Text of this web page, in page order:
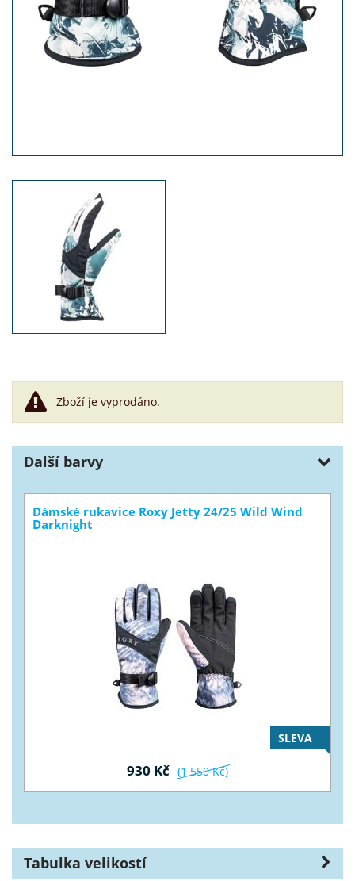
Zboží je vyprodáno.
Další barvy
Dámské rukavice Roxy Jetty 24/25 Wild Wind
Darknight
SLEVA
930 Kč (1 550 Kč)
Tabulka velikostí